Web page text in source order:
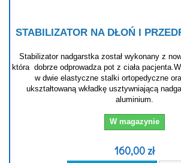
STABILIZATOR NA DŁOŃ I
Stabilizator nadgarstka został wykonany z
która dobrze odprowadza pot z ciała
w dwie elastyczne stalki ortopedyczne
ukształtowaną wkładkę usztywniającą
aluminium.
W magazynie
160,00 zł